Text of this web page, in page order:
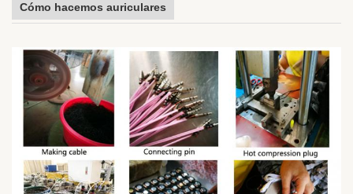
Cómo hacemos auriculares